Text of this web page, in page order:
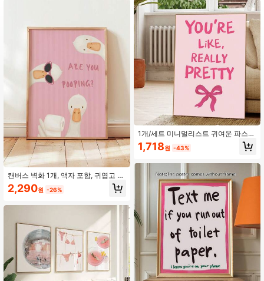
4.89 358 팔로워
358 팔로워
4.89 358 팔로워
4.89 358 팔로워
4.89 358 팔로워
캔버스 벽화 1개, 액자 포함, 귀엽고 재
밌는 거위 "푸프 쌀래?" 욕실 벽 포스
터, 핑크 줄무늬 배경, 미니멀한 화장
실, 특별한 집들이 선물, 욕실 데코, 감
2,290원 -26%
1개/세트 미니멀리스트 귀여운 파스텔
리본 "당신은 보이는 만큼 아름답습니
다" 아트 포스터 및 프린트, 거실 장식,
프레임 없음, 생일 및 졸업 선물용 벽
1,718원 -43%